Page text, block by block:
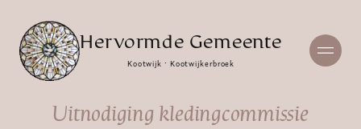
Hervormde Gemeente
Kootwijk · Kootwijkerbroek
Uitnodiging kledingcommissie